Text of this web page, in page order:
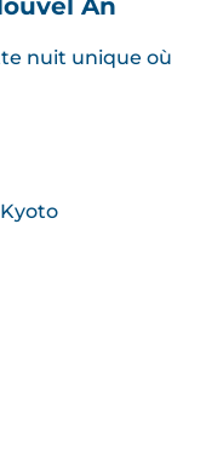
An
nuit unique où